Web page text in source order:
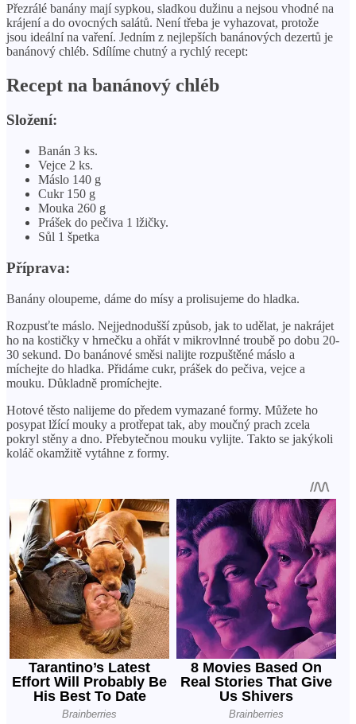
Přezrálé banány mají sypkou, sladkou dužinu a nejsou vhodné na
krájení a do ovocných salátů. Není třeba je vyhazovat, protože
jsou ideální na vaření. Jedním z nejlepších banánových dezertů je
banánový chléb. Sdílíme chutný a rychlý recept:
Recept na banánový chléb
Složení:
Banán 3 ks.
Vejce 2 ks.
Máslo 140 g
Cukr 150 g
Mouka 260 g
Prášek do pečiva 1 lžičky.
Sůl 1 špetka
Příprava:
Banány oloupeme, dáme do mísy a prolisujeme do hladka.
Rozpusťte máslo. Nejjednodušší způsob, jak to udělat, je nakrájet
ho na kostičky v hrnečku a ohřát v mikrovlnné troubě po dobu 20-
30 sekund. Do banánové směsi nalijte rozpuštěné máslo a
míchejte do hladka. Přidáme cukr, prášek do pečiva, vejce a
mouku. Důkladně promíchejte.
Hotové těsto nalijeme do předem vymazané formy. Můžete ho
posypat lžící mouky a protřepat tak, aby moučný prach zcela
pokryl stěny a dno. Přebytečnou mouku vylijte. Takto se jakýkoli
koláč okamžitě vytáhne z formy.